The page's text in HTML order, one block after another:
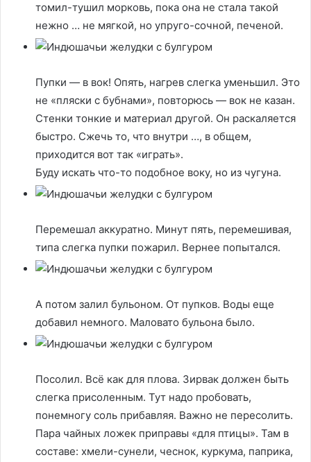
томил-тушил морковь, пока она не стала такой
нежно … не мягкой, но упруго-сочной, печеной.
Пупки — в вок! Опять, нагрев слегка уменьшил. Это
не «пляски с бубнами», повторюсь — вок не казан.
Стенки тонкие и материал другой. Он раскаляется
быстро. Сжечь то, что внутри …, в общем,
приходится вот так «играть».
Буду искать что-то подобное воку, но из чугуна.
Перемешал аккуратно. Минут пять, перемешивая,
типа слегка пупки пожарил. Вернее попытался.
А потом залил бульоном. От пупков. Воды еще
добавил немного. Маловато бульона было.
Посолил. Всё как для плова. Зирвак должен быть
слегка присоленным. Тут надо пробовать,
понемногу соль прибавляя. Важно не пересолить.
Пара чайных ложек приправы «для птицы». Там в
составе: хмели-сунели, чеснок, куркума, паприка,